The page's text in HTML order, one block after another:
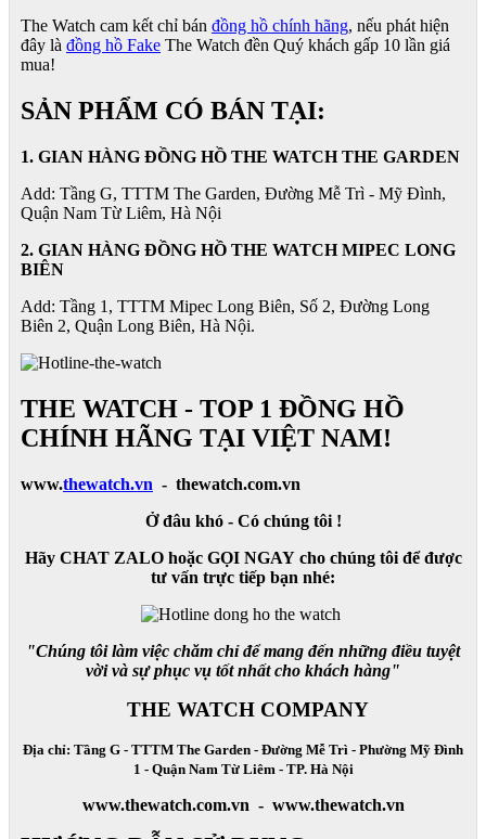
The Watch cam kết chỉ bán đồng hồ chính hãng, nếu phát hiện
đây là đồng hồ Fake The Watch đền Quý khách gấp 10 lần giá
mua!
SẢN PHẨM CÓ BÁN TẠI:
1. GIAN HÀNG ĐỒNG HỒ THE WATCH THE GARDEN
Add: Tầng G, TTTM The Garden, Đường Mễ Trì - Mỹ Đình,
Quận Nam Từ Liêm, Hà Nội
2. GIAN HÀNG ĐỒNG HỒ THE WATCHMIPEC LONG
BIÊN
Add: Tầng 1, TTTM Mipec Long Biên, Số 2, Đường Long
Biên 2, Quận Long Biên, Hà Nội.
THE WATCH - TOP 1 ĐỒNG HỒ
CHÍNH HÃNG TẠI VIỆT NAM!
www.thewatch.vn - thewatch.com.vn
Ở đâu khó - Có chúng tôi !
Hãy CHAT ZALO hoặc GỌI NGAY cho chúng tôi để được
tư vấn trực tiếp bạn nhé:
"Chúng tôi làm việc chăm chỉ để mang đến những điều tuyệt
vời và sự phục vụ tốt nhất cho khách hàng"
THE WATCH COMPANY
Địa chỉ: Tầng G - TTTM The Garden - Đường Mễ Trì - Phường Mỹ Đình
1 - Quận Nam Từ Liêm - TP. Hà Nội
www.thewatch.com.vn - www.thewatch.vn